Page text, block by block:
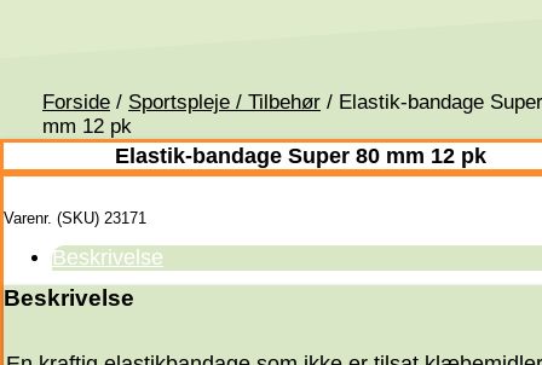
Forside / Sportspleje / Tilbehør / Elastik-bandage
mm 12 pk
Elastik-bandage Super 80 mm 12 pk
Varenr. (SKU) 23171
Beskrivelse
Beskrivelse